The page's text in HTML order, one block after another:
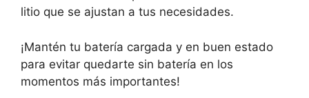
litio que se ajustan a tus necesidades.
¡Mantén tu batería cargada y en buen estado
para evitar quedarte sin batería en los
momentos más importantes!